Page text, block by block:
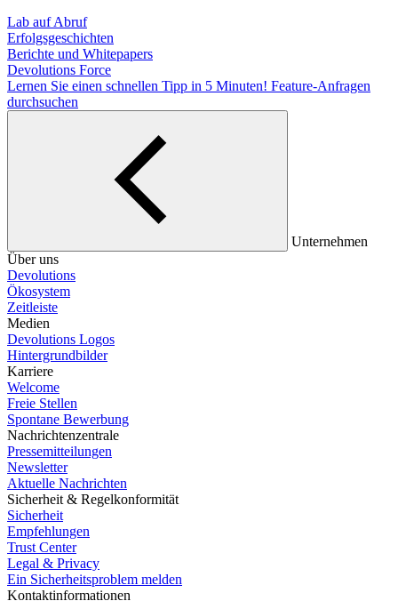
Lab auf Abruf
Erfolgsgeschichten
Berichte und Whitepapers
Devolutions Force
Lernen Sie einen schnellen Tipp in 5 Minuten! Feature-Anfragen
durchsuchen
Unternehmen
Über uns
Devolutions
Ökosystem
Zeitleiste
Medien
Devolutions Logos
Hintergrundbilder
Karriere
Welcome
Freie Stellen
Spontane Bewerbung
Nachrichtenzentrale
Pressemitteilungen
Newsletter
Aktuelle Nachrichten
Sicherheit & Regelkonformität
Sicherheit
Empfehlungen
Trust Center
Legal & Privacy
Ein Sicherheitsproblem melden
Kontaktinformationen